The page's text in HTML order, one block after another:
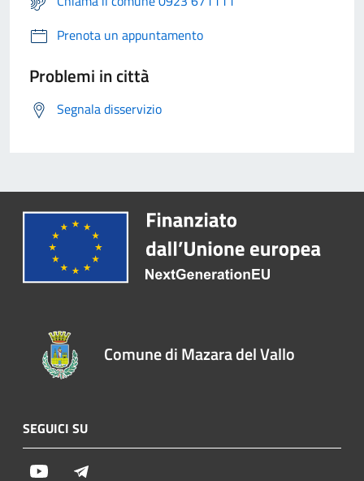
Prenota un appuntamento
Problemi in città
Segnala disservizio
Comune di Mazara del Vallo
SEGUICI SU
Youtube